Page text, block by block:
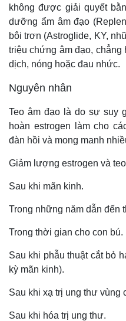
không được giải quyết
dưỡng ẩm âm đạo
bôi trơn (Astroglide, KY,
triệu chứng âm đạo,
dịch, nóng hoặc đau nhức.
Nguyên nhân
Teo âm đạo là do sự suy
hoàn estrogen làm cho
đàn hồi và mong manh
Giảm lượng estrogen và
Sau khi mãn kinh.
Trong những năm dẫn đến
Trong thời gian cho con bú.
Sau khi phẫu thuật cắt bỏ
kỳ mãn kinh).
Sau khi xạ trị ung thư vùng
Sau khi hóa trị ung thư.